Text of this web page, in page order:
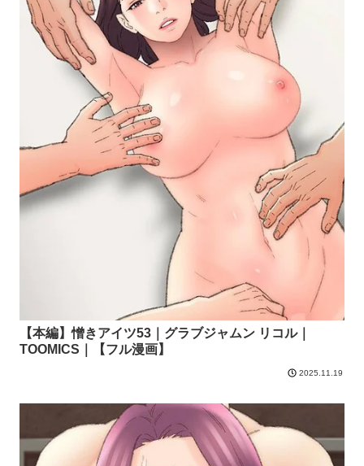
【本編】憎きアイツ53｜グラブジャムン リコル｜
TOOMICS｜【フル漫画】
2025.11.19